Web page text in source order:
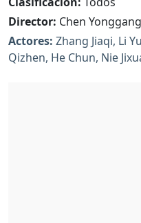
Director: Chen
Actores: Zhang Jiaqi, Li
Qizhen, He Chun, Nie